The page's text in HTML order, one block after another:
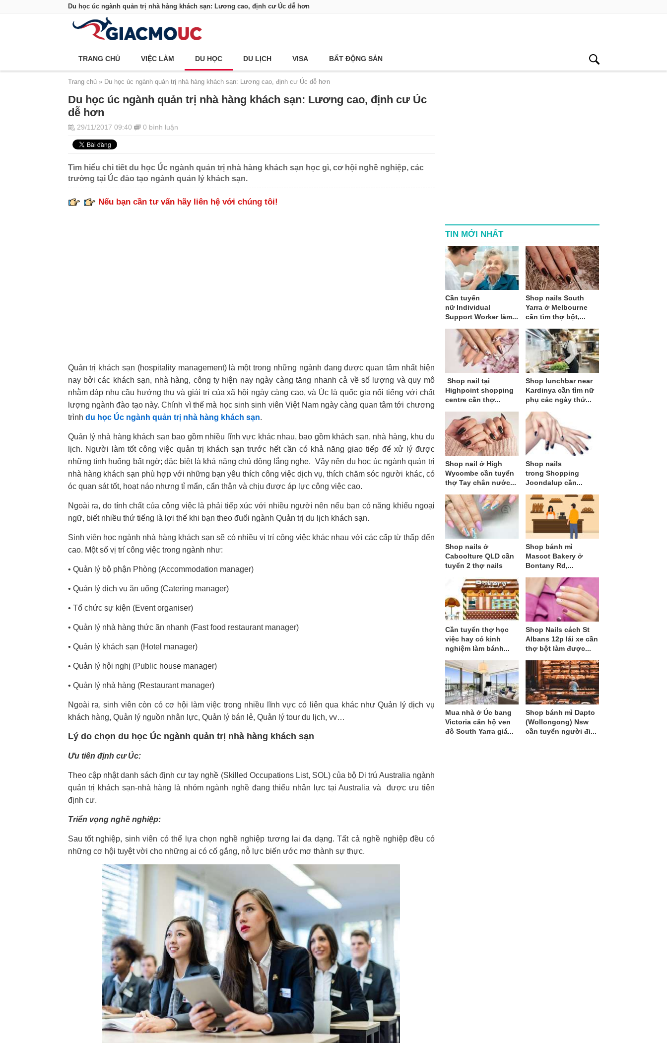
Du học úc ngành quản trị nhà hàng khách sạn: Lương cao, định cư Úc dễ hơn
TRANG CHỦ VIỆC LÀM DU HỌC DU LỊCH VISA BẤT ĐỘNG SẢN
Trang chủ Du học úc ngành quản trị nhà hàng khách sạn: Lương cao, định cư Úc dễ hơn
Du học úc ngành quản trị nhà hàng khách sạn: Lương cao, định cư Úc
dễ hơn
29/11/2017 09:40 0 bình luận
Tìm hiểu chi tiết du học Úc ngành quản trị nhà hàng khách sạn học gì, cơ hội nghề nghiệp, các
trường tại Úc đào tạo ngành quản lý khách sạn.
Nếu bạn cần tư vấn hãy liên hệ với chúng tôi!
Quản trị khách sạn (hospitality management) là một trong những ngành đang được quan tâm nhất hiện
nay bởi các khách sạn, nhà hàng, công ty hiện nay ngày càng tăng nhanh cả về số lượng và quy mô
nhằm đáp nhu cầu hưởng thụ và giải trí của xã hội ngày càng cao, và Úc là quốc gia nổi tiếng với chất
lượng ngành đào tạo này. Chính vì thế mà học sinh sinh viên Việt Nam ngày càng quan tâm tới chương
trình du học Úc ngành quản trị nhà hàng khách sạn
Quản lý nhà hàng khách sạn bao gồm nhiều lĩnh vực khác nhau, bao gồm khách sạn, nhà hàng, khu du
lịch. Người làm tốt công việc quản trị khách sạn trước hết cần có khả năng giao tiếp để xử lý được
những tình huống bất ngờ; đặc biệt là khả năng chủ động lắng nghe. Vậy nên du học úc ngành quản trị
nhà hàng khách sạn phù hợp với những bạn yêu thích công việc dịch vụ, thích chăm sóc người khác, có
óc quan sát tốt, hoạt náo nhưng tỉ mẩn, cẩn thận và chịu được áp lực công việc cao.
Ngoài ra, do tính chất của công việc là phải tiếp xúc với nhiều người nên nếu bạn có năng khiếu ngoại
ngữ, biết nhiều thứ tiếng là lợi thế khi bạn theo đuổi ngành Quản trị du lịch khách sạn.
Sinh viên học ngành nhà hàng khách sạn sẽ có nhiều vị trí công việc khác nhau với các cấp từ thấp đến
cao. Một số vị trí công việc trong ngành như:
• Quản lý bộ phận Phòng (Accommodation manager)
• Quản lý dịch vụ ăn uống (Catering manager)
• Tổ chức sự kiện (Event organiser)
• Quản lý nhà hàng thức ăn nhanh (Fast food restaurant manager)
• Quản lý khách sạn (Hotel manager)
• Quản lý hội nghị (Public house manager)
• Quản lý nhà hàng (Restaurant manager)
Ngoài ra, sinh viên còn có cơ hội làm việc trong nhiều lĩnh vực có liên qua khác như Quản lý dịch vụ
khách hàng, Quản lý nguồn nhân lực, Quản lý bán lẻ, Quản lý tour du lịch, vv…
Lý do chọn du học Úc ngành quản trị nhà hàng khách sạn
Ưu tiên định cư Úc:
Theo cập nhật danh sách định cư tay nghề (Skilled Occupations List, SOL) của bộ Di trú Australia ngành
quản trị khách sạn-nhà hàng là nhóm ngành nghề đang thiếu nhân lực tại Australia và được ưu tiên
định cư.
Triển vọng nghề nghiệp:
Sau tốt nghiệp, sinh viên có thể lựa chọn nghề nghiệp tương lai đa dạng. Tất cả nghề nghiệp đều có
những cơ hội tuyệt vời cho những ai có cố gắng, nỗ lực biến ước mơ thành sự thực.
TIN MỚI NHẤT
Cần tuyển
nữ Individual
Support Worker làm...
Shop nails South
Yarra ở Melbourne
cần tìm thợ bột,...
Shop nail tại
Highpoint shopping
centre cần thợ...
Shop lunchbar near
Kardinya cần tìm nữ
phụ các ngày thứ...
Shop nail ở High
Wycombe cần tuyển
thợ Tay chân nước...
Shop nails
trong Shopping
Joondalup cần...
Shop nails ở
Caboolture QLD cần
tuyển 2 thợ nails
Shop bánh mì
Mascot Bakery ở
Bontany Rd,...
Cần tuyển thợ học
việc hay có kinh
nghiệm làm bánh...
Shop Nails cách St
Albans 12p lái xe cần
thợ bột làm được...
Mua nhà ở Úc bang
Victoria căn hộ ven
đô South Yarra giá...
Shop bánh mì Dapto
(Wollongong) Nsw
cần tuyển người đi...